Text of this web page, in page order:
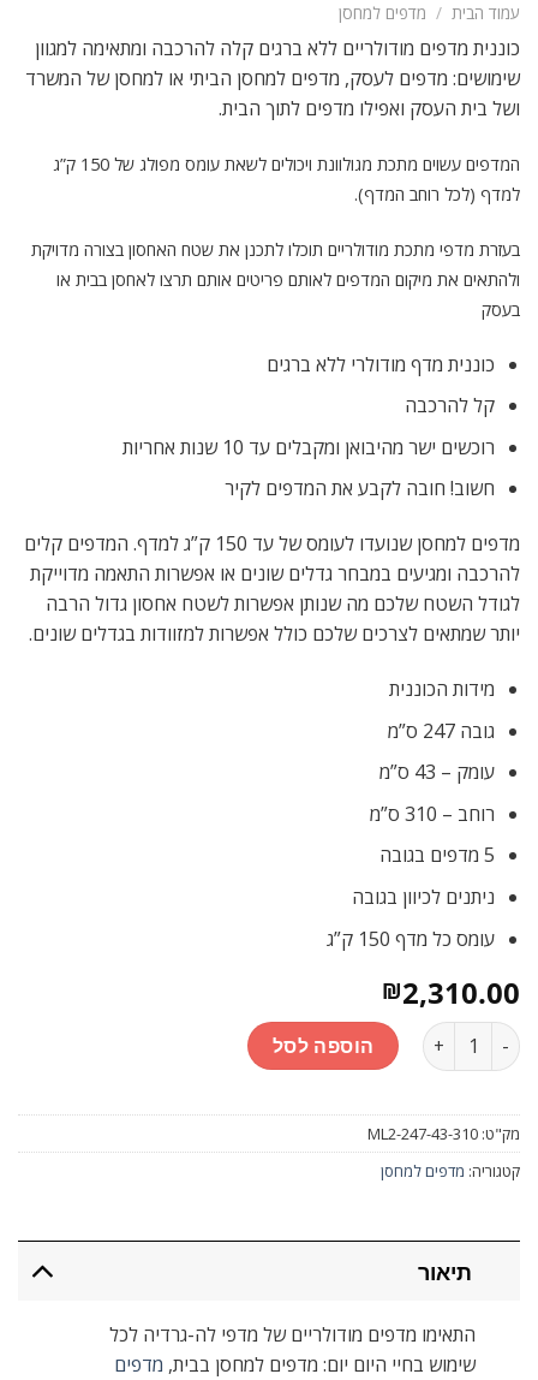
עמוד הבית / מדפים למחסן
כוננית מדפים מודולריים ללא ברגים קלה להרכבה ומתאימה למגוון
שימושים: מדפים לעסק, מדפים למחסן הביתי או למחסן של המשרד
ושל בית העסק ואפילו מדפים לתוך הבית.
המדפים עשוים מתכת מגולוונת ויכולים לשאת עומס מפולג של 150 ק”ג
למדף (לכל רוחב המדף).
בעזרת מדפי מתכת מודולריים תוכלו לתכנן את שטח האחסון בצורה מדויקת
ולהתאים את מיקום המדפים לאותם פריטים אותם תרצו לאחסן בבית או
בעסק
כוננית מדף מודולרי ללא ברגים
קל להרכבה
רוכשים ישר מהיבואן ומקבלים עד 10 שנות אחריות
חשוב! חובה לקבע את המדפים לקיר
מדפים למחסן שנועדו לעומס של עד 150 ק”ג למדף. המדפים קלים
להרכבה ומגיעים במבחר גדלים שונים או אפשרות התאמה מדוייקת
לגודל השטח שלכם מה שנותן אפשרות לשטח אחסון גדול הרבה
יותר שמתאים לצרכים שלכם כולל אפשרות למזוודות בגדלים שונים.
מידות הכוננית
גובה 247 ס”מ
עומק – 43 ס”מ
רוחב – 310 ס”מ
5 מדפים בגובה
ניתנים לכיוון בגובה
עומס כל מדף 150 ק”ג
₪2,310.00
כמות הוספה לסל
מק"ט: ML2-247-43-310
קטגוריה: מדפים למחסן
תיאור
התאימו מדפים מודולריים של מדפי לה-גרדיה לכל
שימוש בחיי היום יום: מדפים למחסן בבית, מדפים